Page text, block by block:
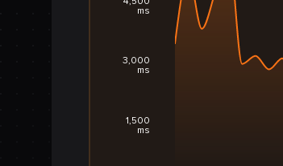
1,500
ms
3,000
ms
ms